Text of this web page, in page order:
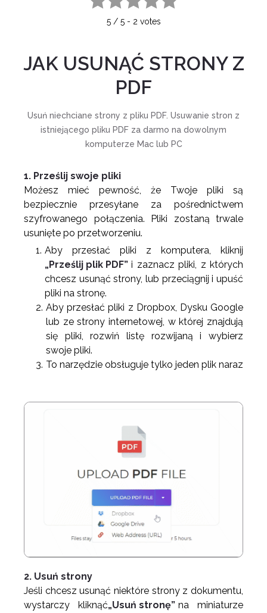
5/ 5- 2 votes
JAK USUNĄĆ STRONY Z
PDF
Usuń niechciane strony z pliku PDF. Usuwanie stron z
istniejącego pliku PDF za darmo na dowolnym
komputerze Mac lub PC
1. Prześlij swoje pliki
Możesz mieć pewność, że Twoje pliki są
bezpiecznie przesyłane za pośrednictwem
szyfrowanego połączenia. Pliki zostaną trwale
usunięte po przetworzeniu.
Aby przesłać pliki z komputera, kliknij
„Prześlij plik PDF” i zaznacz pliki, z których
chcesz usunąć strony, lub przeciągnij i upuść
pliki na stronę.
Aby przesłać pliki z Dropbox, Dysku Google
lub ze strony internetowej, w której znajdują
się pliki, rozwiń listę rozwijaną i wybierz
swoje pliki.
To narzędzie obsługuje tylko jeden plik naraz
2. Usuń strony
Jeśli chcesz usunąć niektóre strony z dokumentu,
wystarczy kliknąć„Usuń stronę” na miniaturze